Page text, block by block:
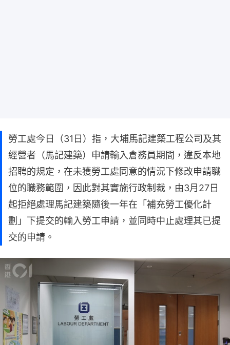
勞工處今日（31日）指，大埔馬記建築工程公司及其
經營者（馬記建築）申請輸入倉務員期間，違反本地
招聘的規定，在未獲勞工處同意的情況下修改申請職
位的職務範圍，因此對其實施行政制裁，由3月27日
起拒絕處理馬記建築隨後一年在「補充勞工優化計
劃」下提交的輸入勞工申請，並同時中止處理其已提
交的申請。